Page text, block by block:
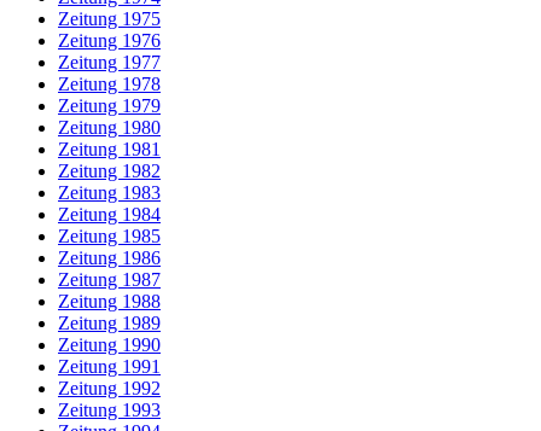
Zeitung 1975
Zeitung 1976
Zeitung 1977
Zeitung 1978
Zeitung 1979
Zeitung 1980
Zeitung 1981
Zeitung 1982
Zeitung 1983
Zeitung 1984
Zeitung 1985
Zeitung 1986
Zeitung 1987
Zeitung 1988
Zeitung 1989
Zeitung 1990
Zeitung 1991
Zeitung 1992
Zeitung 1993